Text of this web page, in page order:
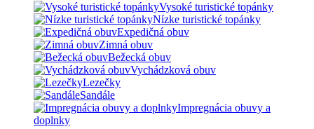
Vysoké turistické topánky
Nízke turistické topánky
Expedičná obuv
Zimná obuv
Bežecká obuv
Vychádzková obuv
Lezečky
Sandále
Impregnácia obuvy a
doplnky